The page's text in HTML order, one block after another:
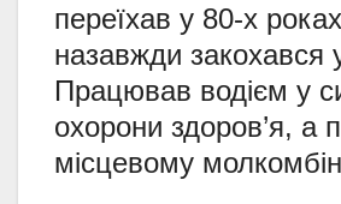
переїхав у 80-х роках
назавжди закохався
Працював водієм у
охорони здоров’я, а
місцевому